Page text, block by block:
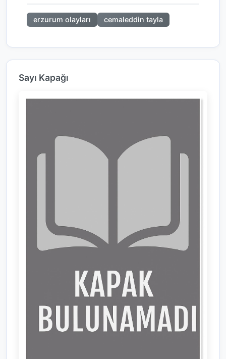
erzurum olayları cemaleddin tayla
Sayı Kapağı